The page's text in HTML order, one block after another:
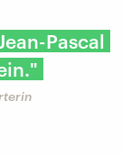
Pascal